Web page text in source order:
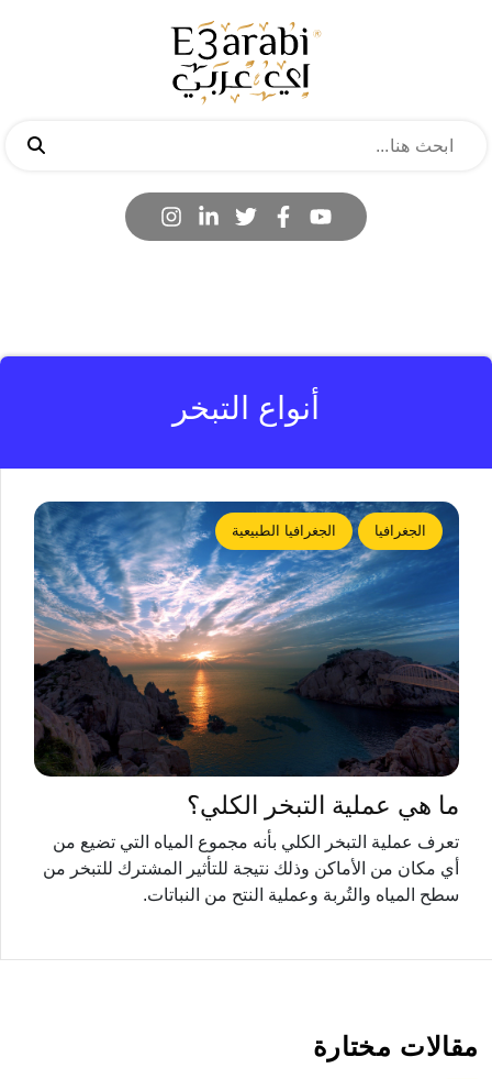
أنواع التبخر
الجغرافيا الجغرافيا الطبيعية
ما هي عملية التبخر الكلي؟
تعرف عملية التبخر الكلي بأنه مجموع المياه التي تضيع من
أي مكان من الأماكن وذلك نتيجة للتأثير المشترك للتبخر من
سطح المياه والتُربة وعملية النتح من النباتات.
مقالات مختارة